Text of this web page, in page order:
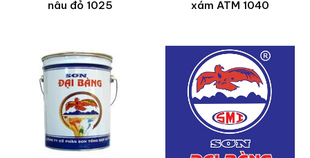
nâu đỏ 1025
xám ATM 1040